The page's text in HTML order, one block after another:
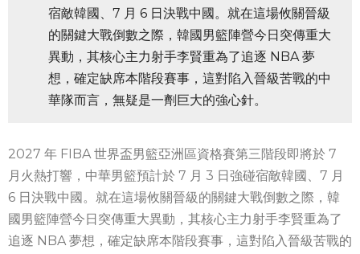
宿敵韓國、7 月 6 日決戰中國。就在這場攸關晉級
的關鍵大戰倒數之際，韓國男籃陣營今日突傳重大
異動，其核心主力射手李賢重為了追逐 NBA 夢
想，確定缺席本階段賽事，這對陷入晉級苦戰的中
華隊而言，無疑是一劑巨大的強心針。
2027 年 FIBA 世界盃男籃亞洲區資格賽第三階段即將於 7
月火熱打響，中華男籃預計於 7 月 3 日強碰宿敵韓國、7 月
6 日決戰中國。就在這場攸關晉級的關鍵大戰倒數之際，韓
國男籃陣營今日突傳重大異動，其核心主力射手李賢重為了
追逐 NBA 夢想，確定缺席本階段賽事，這對陷入晉級苦戰的